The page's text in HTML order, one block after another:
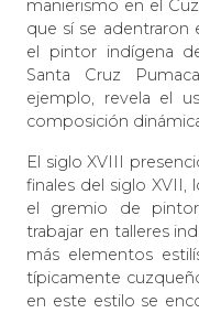
manierismo en el
que sí se adentraron
el pintor indígena
Santa Cruz
ejemplo, revela el
composición
El siglo XVIII
finales del siglo XVII,
el gremio de
trabajar en talleres
más elementos
típicamente
en este estilo se